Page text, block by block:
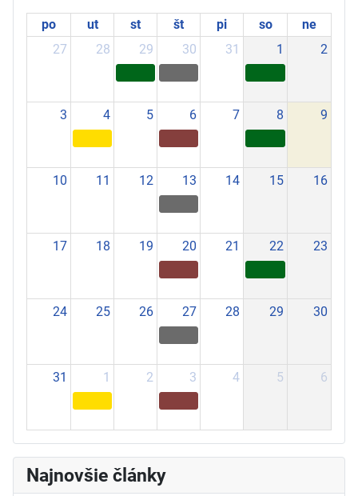
po ut st št pi so
ne
27
28 29 30 31 1 2
3 4 5 6 7 8 9
10 11 12 13 14 15 16
17 18 19 20 21 22 23
24 25 26 27 28 29 30
31 1 2 3 4 5 6
Najnovšie články